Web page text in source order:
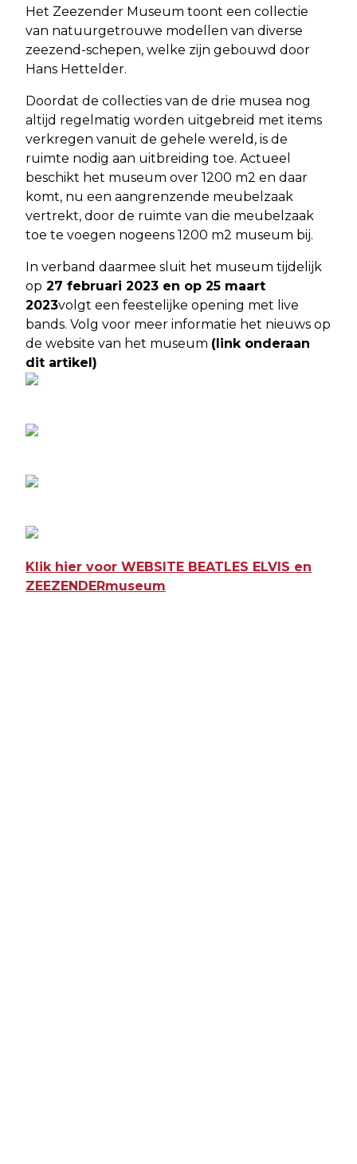
Het Zeezender Museum toont een collectie
van natuurgetrouwe modellen van diverse
zeezend-schepen, welke zijn gebouwd door
Hans Hettelder.
Doordat de collecties van de drie musea nog
altijd regelmatig worden uitgebreid met items
verkregen vanuit de gehele wereld, is de
ruimte nodig aan uitbreiding toe. Actueel
beschikt het museum over 1200 m2 en daar
komt, nu een aangrenzende meubelzaak
vertrekt, door de ruimte van die meubelzaak
toe te voegen nogeens 1200 m2 museum bij.
In verband daarmee sluit het museum tijdelijk
op 27 februari 2023 en op 25 maart
2023volgt een feestelijke opening met live
bands. Volg voor meer informatie het nieuws op
de website van het museum (link onderaan
dit artikel)
Klik hier voor WEBSITE BEATLES ELVIS en
ZEEZENDERmuseum